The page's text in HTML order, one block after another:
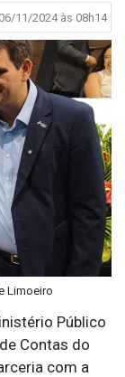
06/11/2024 às 08h14
Limoeiro
Público
Contas do
com a